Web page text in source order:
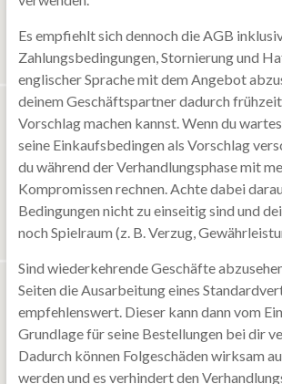
Es empfiehlt sich dennoch die AGB
Zahlungsbedingungen, Stornierung und
englischer Sprache mit dem Angebot
deinem Geschäftspartner dadurch
Vorschlag machen kannst. Wenn du
seine Einkaufsbedingen als Vorschlag
du während der Verhandlungsphase mit
Kompromissen rechnen. Achte dabei
Bedingungen nicht zu einseitig sind und
noch Spielraum (z. B. Verzug,
Sind wiederkehrende Geschäfte
Seiten die Ausarbeitung eines
empfehlenswert. Dieser kann dann vom
Grundlage für seine Bestellungen bei dir
Dadurch können Folgeschäden wirksam
werden und es verhindert den